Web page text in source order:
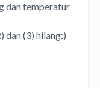
dan temperatur
dan (3) hilang:)